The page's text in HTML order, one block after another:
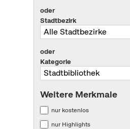
oder
Stadtbezirk
oder
Kategorie
Weitere Merkmale
nur kostenlos
nur Highlights